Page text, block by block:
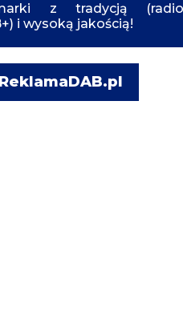
z tradycją
i wysoką jakością!